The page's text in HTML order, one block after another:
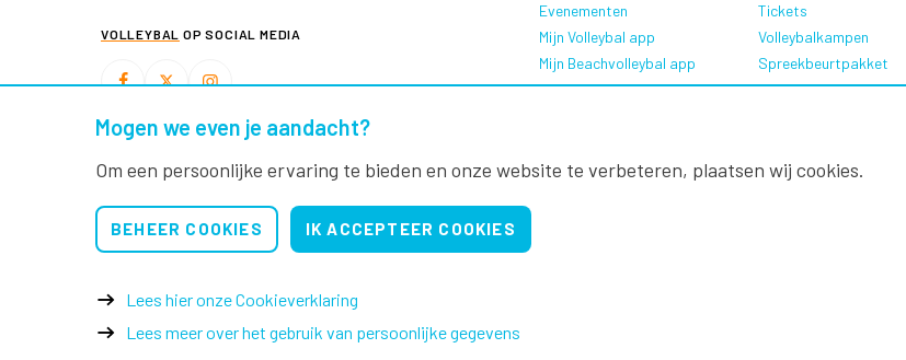
VOLLEYBAL OP SOCIAL MEDIA
Evenementen
Mijn Volleybal app
Mijn Beachvolleybal app
Tickets
Volleybalkampen
Spreekbeurtpakket
Oranje Ambassadeurs
© 2026 Nevobo
Mogen we even je aandacht?
Om een persoonlijke ervaring te bieden en onze website te verbeteren, plaatsen wij cookies.
BEHEER COOKIES IK ACCEPTEER COOKIES
Lees hier onze Cookieverklaring
Lees meer over het gebruik van persoonlijke gegevens